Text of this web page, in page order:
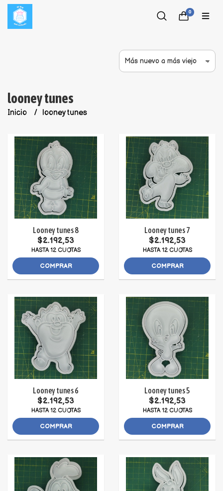
0
looney tunes
Inicio looney tunes
Looney tunes 8
$2.192,53
HASTA 12 CUOTAS
COMPRAR
Looney tunes 7
$2.192,53
HASTA 12 CUOTAS
COMPRAR
Looney tunes 6
$2.192,53
HASTA 12 CUOTAS
COMPRAR
Looney tunes 5
$2.192,53
HASTA 12 CUOTAS
COMPRAR